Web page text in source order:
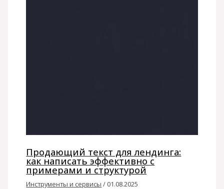
Продающий текст для лендинга:
как написать эффективно с
примерами и структурой
Инструменты и сервисы / 01.08.2025